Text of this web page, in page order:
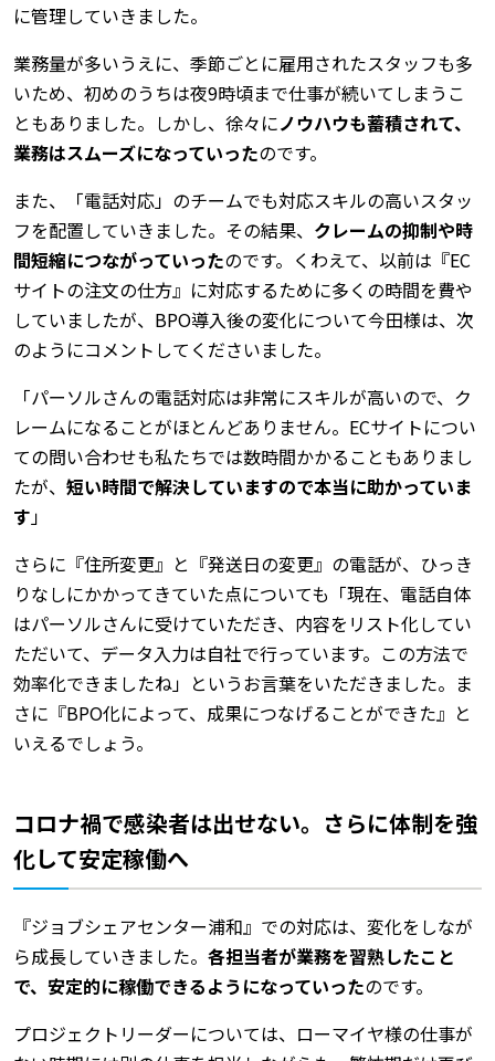
に管理していきました。
業務量が多いうえに、季節ごとに雇用されたスタッフも多
いため、初めのうちは夜9時頃まで仕事が続いてしまうこ
ともありました。しかし、徐々にノウハウも蓄積されて、
業務はスムーズになっていったのです。
また、「電話対応」のチームでも対応スキルの高いスタッ
フを配置していきました。その結果、 クレームの抑制や時
間短縮につながっていったのです。くわえて、以前は『EC
サイトの注文の仕方』に対応するために多くの時間を費や
していましたが、BPO導入後の変化について今田様は、次
のようにコメントしてくださいました。
「パーソルさんの電話対応は非常にスキルが高いので、ク
レームになることがほとんどありません。ECサイトについ
ての問い合わせも私たちでは数時間かかることもありまし
たが、 短い時間で解決していますので本当に助かっていま
す 」
さらに『住所変更』と『発送日の変更』の電話が、ひっき
りなしにかかってきていた点についても「現在、電話自体
はパーソルさんに受けていただき、内容をリスト化してい
ただいて、データ入力は自社で行っています。この方法で
効率化できましたね」というお言葉をいただきました。ま
さに『BPO化によって、成果につなげることができた』と
いえるでしょう。
コロナ禍で感染者は出せない。さらに体制を強
化して安定稼働へ
『ジョブシェアセンター浦和』での対応は、変化をしなが
ら成長していきました。 各担当者が業務を習熟したこと
で、安定的に稼働できるようになっていったのです。
プロジェクトリーダーについては、ローマイヤ様の仕事が